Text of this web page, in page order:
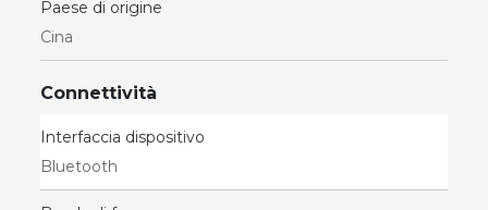
Paese di origine
Cina
Connettività
Interfaccia dispositivo
Bluetooth